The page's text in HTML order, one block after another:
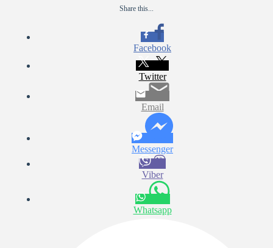
Share this...
Facebook
Twitter
Email
Messenger
Viber
Whatsapp